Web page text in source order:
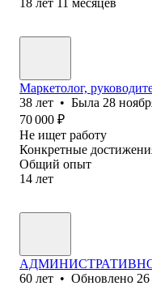
Маркетолог,
38 лет • Была 28
70 000 ₽
Не ищет работу
Конкретные
Общий опыт
14 лет
60 лет • Обновлено